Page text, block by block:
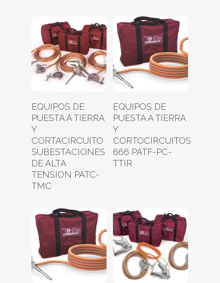
Leer Más
EQUIPOS DE
PUESTA A TIERRA
Y
CORTACIRCUITO
SUBESTACIONES
DE ALTA
TENSION PATC-
TMC
Leer Más
EQUIPOS DE
PUESTA A TIERRA
Y
CORTOCIRCUITOS
666 PATF-PC-
TTIR